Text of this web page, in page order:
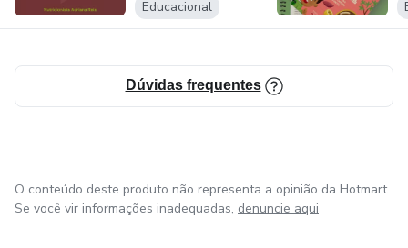
Educacional
Dúvidas frequentes
O conteúdo deste produto não representa a opinião da Hotmart.
Se você vir informações inadequadas, denuncie aqui